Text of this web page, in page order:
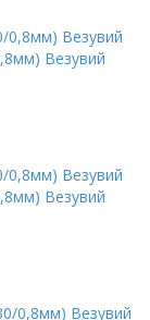
Везувий
Везувий